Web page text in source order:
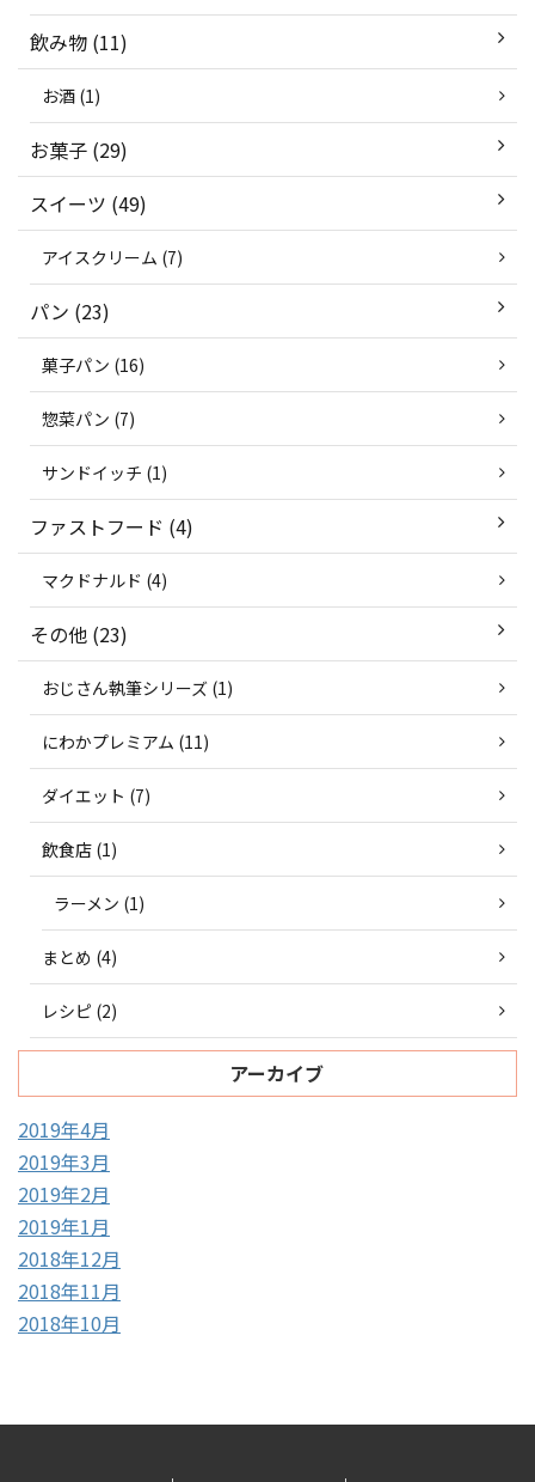
飲み物 (11)
お酒 (1)
お菓子 (29)
スイーツ (49)
アイスクリーム (7)
パン (23)
菓子パン (16)
惣菜パン (7)
サンドイッチ (1)
ファストフード (4)
マクドナルド (4)
その他 (23)
おじさん執筆シリーズ (1)
にわかプレミアム (11)
ダイエット (7)
飲食店 (1)
ラーメン (1)
まとめ (4)
レシピ (2)
アーカイブ
2019年4月
2019年3月
2019年2月
2019年1月
2018年12月
2018年11月
2018年10月